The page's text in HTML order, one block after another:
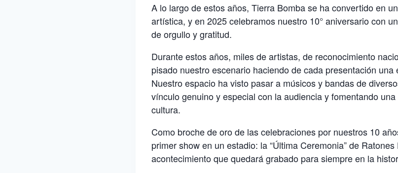
A lo largo de estos años, Tierra Bomba se ha convertido en
artística, y en 2025 celebramos nuestro 10° aniversario con
de orgullo y gratitud.
Durante estos años, miles de artistas, de reconocimiento
pisado nuestro escenario haciendo de cada presentación una
Nuestro espacio ha visto pasar a músicos y bandas de
vínculo genuino y especial con la audiencia y fomentando
cultura.
Como broche de oro de las celebraciones por nuestros 10
primer show en un estadio: la “Última Ceremonia” de
acontecimiento que quedará grabado para siempre en la